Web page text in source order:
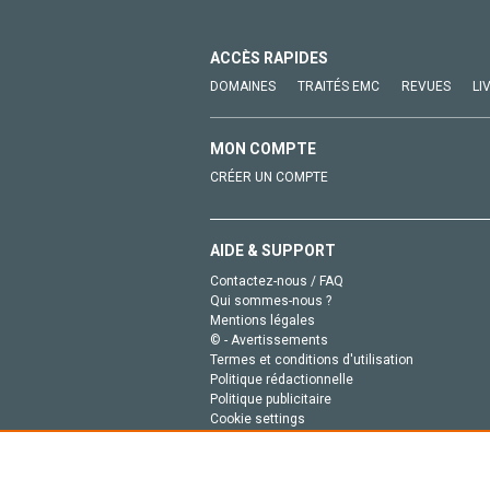
ACCÈS RAPIDES
DOMAINES TRAITÉS EMC REVUES
MON COMPTE
CRÉER UN COMPTE
AIDE & SUPPORT
Contactez-nous / FAQ
Qui sommes-nous ?
Mentions légales
© - Avertissements
Termes et conditions d'utilisation
Politique rédactionnelle
Politique publicitaire
Cookie settings